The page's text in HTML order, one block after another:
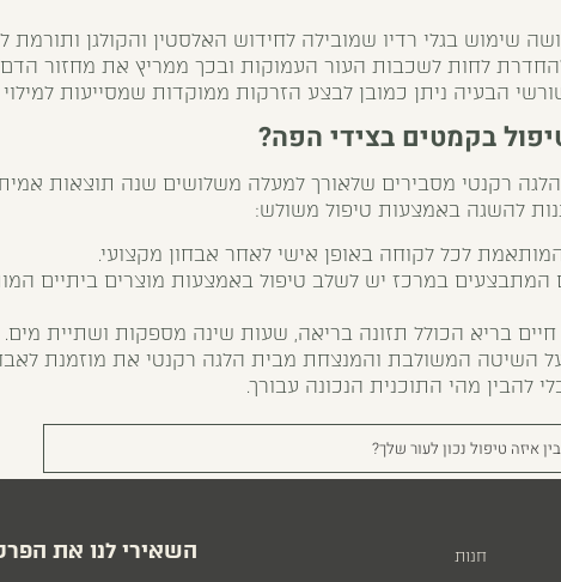
לחות לשכבות העור העמוקות ובכך ממריץ את מחזור
הבעיה ניתן כמובן לבצע הזרקות ממוקדות שמסייעות
בקמטים בצידי הפה?
רקנטי מסבירים שלאורך למעלה משלושים שנה תוצאות
להשגה באמצעות טיפול משולש:
המותאמת לכל לקוחה באופן אישי לאחר אבחון מקצועי.
המתבצעים במרכז יש לשלב טיפול באמצעות מוצרים ביתיים
בריא הכולל תזונה בריאה, שעות שינה מספקות ושתיית מים.
השיטה המשולבת והמנצחת מבית הלגה רקנטי את מוזמנת
להבין מהי התוכנית הנכונה עבורך.
איזה טיפול נכון לעור שלך?
חנות השאירי לנו את